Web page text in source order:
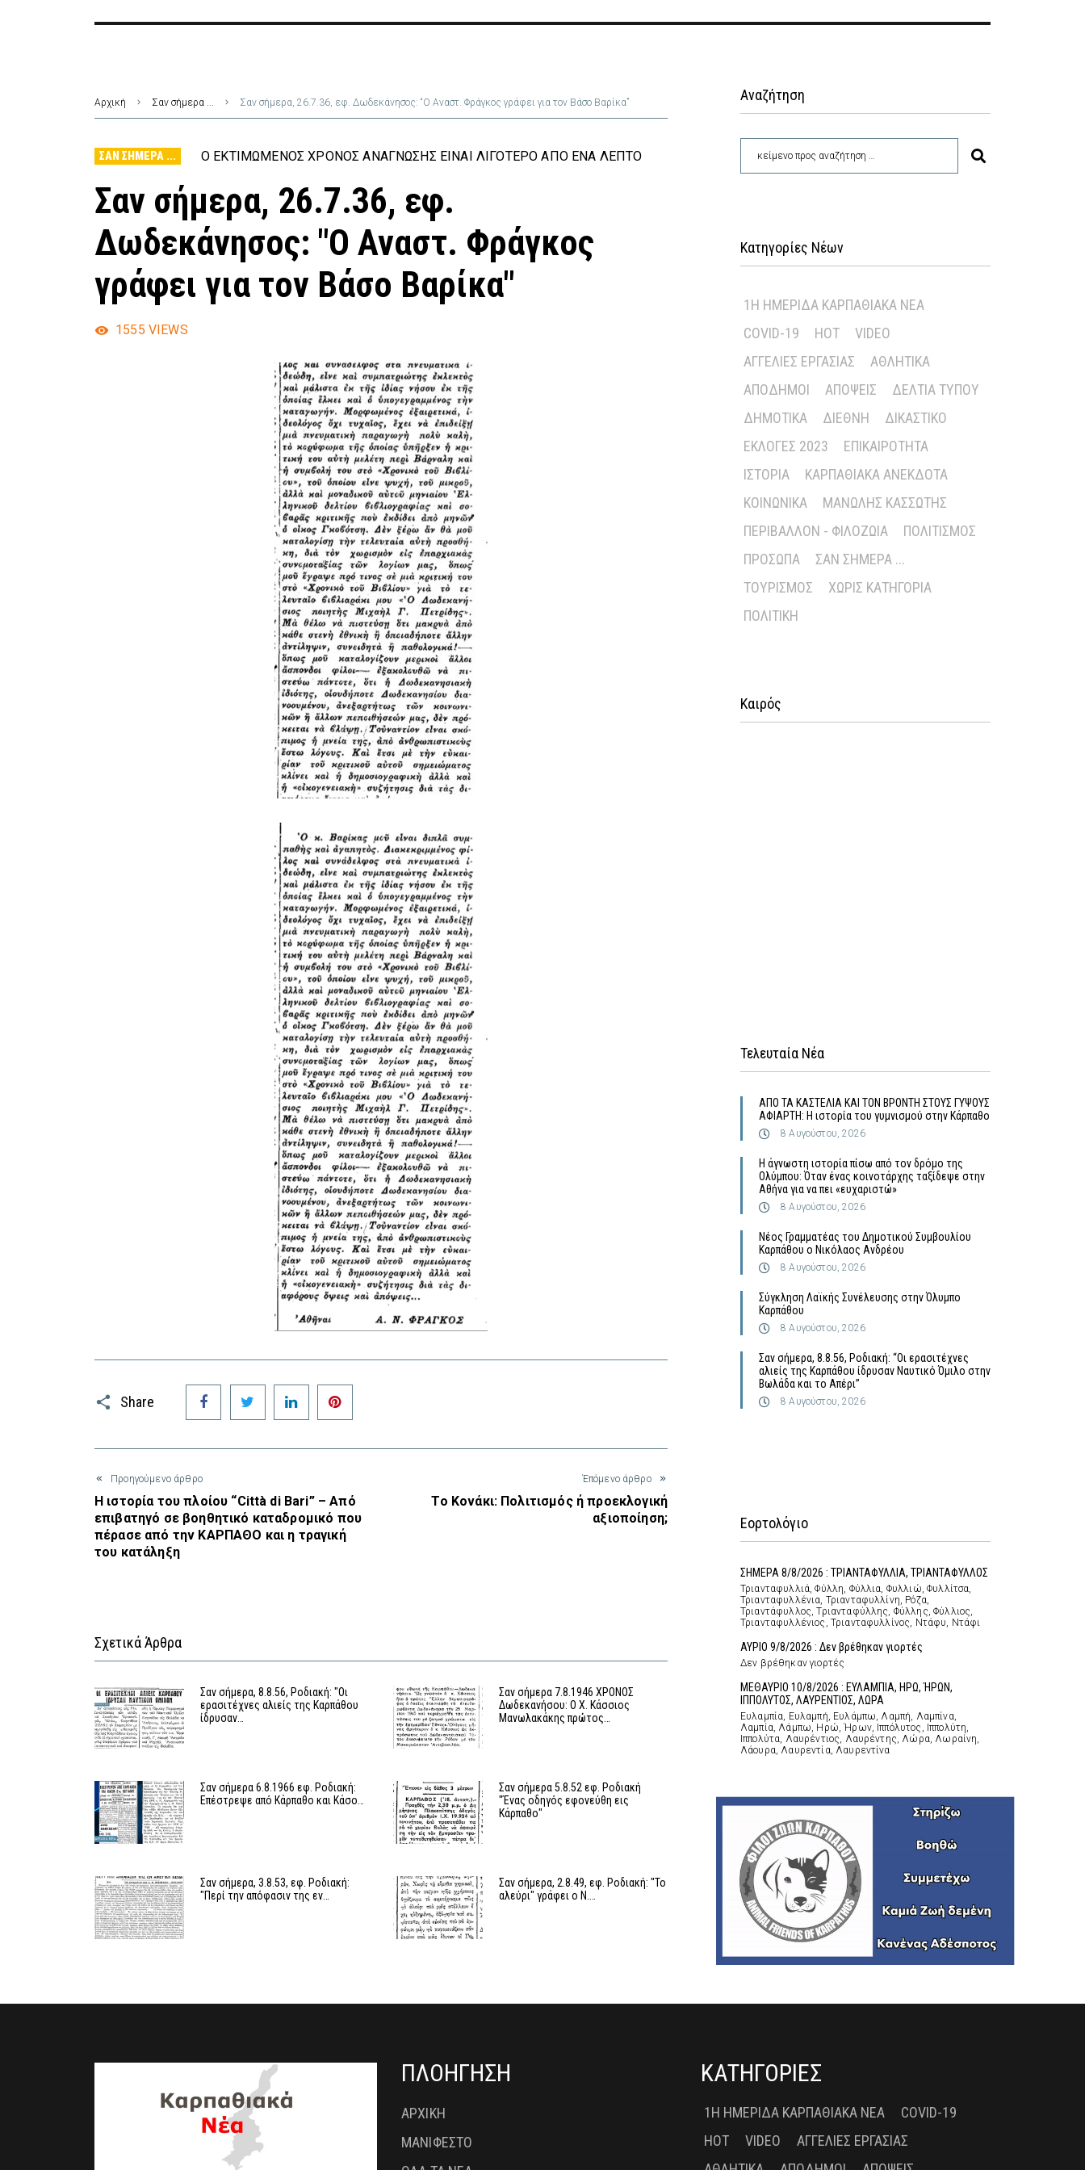
Αρχική Σαν σήμερα ... Σαν σήμερα, 26.7.36, εφ. Δωδεκάνησος: “Ο Αναστ. Φράγκος γράφει για τον Βάσο Βαρίκα”
ΣΑΝ ΣΉΜΕΡΑ ... Ο ΕΚΤΙΜΏΜΕΝΟΣ ΧΡΌΝΟΣ ΑΝΆΓΝΩΣΗΣ ΕΊΝΑΙ ΛΙΓΌΤΕΡΟ ΑΠΌ ΈΝΑ ΛΕΠΤΌ
Σαν σήμερα, 26.7.36, εφ.
Δωδεκάνησος: "Ο Αναστ. Φράγκος
γράφει για τον Βάσο Βαρίκα"
1555 VIEWS
Share
Facebook Twitter LinkedIn
Προηγούμενο άρθρο
Η ιστορία του πλοίου “Città di Bari” – Από
επιβατηγό σε βοηθητικό καταδρομικό που
πέρασε από την ΚΑΡΠΑΘΟ και η τραγική
του κατάληξη
Έπόμενο άρθρο
Το Κονάκι: Πολιτισμός ή προεκλογική
αξιοποίηση;
Σχετικά Άρθρα
Σαν σήμερα, 8.8.56, Ροδιακή: "Οι
ερασιτέχνες αλιείς της Καρπάθου
ίδρυσαν…
Σαν σήμερα 7.8.1946 ΧΡΟΝΟΣ
Δωδεκανήσου: Ο Χ. Κάσσιος
Μανωλακάκης πρώτος…
Σαν σήμερα 6.8.1966 εφ. Ροδιακή:
Επέστρεψε από Κάρπαθο και Κάσο…
Σαν σήμερα 5.8.52 εφ. Ροδιακή
"Ένας οδηγός εφονεύθη εις
Κάρπαθο"
Σαν σήμερα, 3.8.53, εφ. Ροδιακή:
"Περί την απόφασιν της εν…
Σαν σήμερα, 2.8.49, εφ. Ροδιακή: "Το
αλεύρι" γράφει ο Ν.…
Αναζήτηση
Κατηγορίες Νέων
1Η ΗΜΕΡΊΔΑ ΚΑΡΠΑΘΙΑΚΆ ΝΈΑ
COVID-19
HOT
VIDEO
ΑΓΓΕΛΊΕΣ ΕΡΓΑΣΊΑΣ
ΑΘΛΗΤΙΚΆ
ΑΠΌΔΗΜΟΙ
ΑΠΌΨΕΙΣ
ΔΕΛΤΊΑ ΤΎΠΟΥ
ΔΗΜΟΤΙΚΆ
ΔΙΕΘΝΉ
ΔΙΚΑΣΤΙΚΌ
ΕΚΛΟΓΈΣ 2023
ΕΠΙΚΑΙΡΌΤΗΤΑ
ΙΣΤΟΡΊΑ
ΚΑΡΠΑΘΙΑΚΆ ΑΝΈΚΔΟΤΑ
ΚΟΙΝΩΝΙΚΆ
ΜΑΝΏΛΗΣ ΚΑΣΣΏΤΗΣ
ΠΕΡΙΒΆΛΛΟΝ - ΦΙΛΟΖΩΊΑ
ΠΟΛΙΤΙΣΜΌΣ
ΠΡΌΣΩΠΑ
ΣΑΝ ΣΉΜΕΡΑ ...
ΤΟΥΡΙΣΜΌΣ
ΧΩΡΊΣ ΚΑΤΗΓΟΡΊΑ
ΠΟΛΙΤΙΚΉ
Καιρός
Τελευταία Νέα
ΑΠΟ ΤΑ ΚΑΣΤΕΛΙΑ ΚΑΙ ΤΟΝ ΒΡΟΝΤΗ ΣΤΟΥΣ ΓΥΨΟΥΣ
ΑΦΙΑΡΤΗ: Η ιστορία του γυμνισμού στην Κάρπαθο
8 Αυγούστου, 2026
Η άγνωστη ιστορία πίσω από τον δρόμο της
Ολύμπου: Όταν ένας κοινοτάρχης ταξίδεψε στην
Αθήνα για να πει «ευχαριστώ»
8 Αυγούστου, 2026
Νέος Γραμματέας του Δημοτικού Συμβουλίου
Καρπάθου ο Νικόλαος Ανδρέου
8 Αυγούστου, 2026
Σύγκληση Λαϊκής Συνέλευσης στην Όλυμπο
Καρπάθου
8 Αυγούστου, 2026
Σαν σήμερα, 8.8.56, Ροδιακή: “Οι ερασιτέχνες
αλιείς της Καρπάθου ίδρυσαν Ναυτικό Όμιλο στην
Βωλάδα και το Απέρι”
8 Αυγούστου, 2026
Εορτολόγιο
ΣΗΜΕΡΑ 8/8/2026 : ΤΡΙΑΝΤΑΦΥΛΛΙΑ, ΤΡΙΑΝΤΑΦΥΛΛΟΣ
Τριανταφυλλιά, Φύλλη, Φύλλια, Φυλλιώ, Φυλλίτσα,
Τριανταφυλλένια, Τριανταφυλλίνη, Ρόζα,
Τριαντάφυλλος, Τριανταφύλλης, Φύλλης, Φύλλιος,
Τριανταφυλλένιος, Τριανταφυλλίνος, Ντάφυ, Ντάφι
ΑΥΡΙΟ 9/8/2026 : Δεν βρέθηκαν γιορτές
Δεν βρέθηκαν γιορτές
ΜΕΘΑΥΡΙΟ 10/8/2026 : ΕΥΛΑΜΠΙΑ, ΗΡΩ, ΉΡΩΝ,
ΙΠΠΟΛΥΤΟΣ, ΛΑΥΡΕΝΤΙΟΣ, ΛΩΡΑ
Ευλαμπία, Ευλαμπή, Ευλάμπω, Λαμπή, Λαμπίνα,
Λαμπία, Λάμπω, Ηρώ, Ήρων, Ιππόλυτος, Ιππολύτη,
Ιππολύτα, Λαυρέντιος, Λαυρέντης, Λώρα, Λωραίνη,
Λάουρα, Λαυρεντία, Λαυρεντίνα
ΠΛΟΗΓΗΣΗ
ΑΡΧΙΚΗ
ΜΑΝΙΦΕΣΤΟ
ΚΑΤΗΓΟΡΙΕΣ
1Η ΗΜΕΡΊΔΑ ΚΑΡΠΑΘΙΑΚΆ ΝΈΑ
COVID-19
HOT
VIDEO
ΑΓΓΕΛΊΕΣ ΕΡΓΑΣΊΑΣ